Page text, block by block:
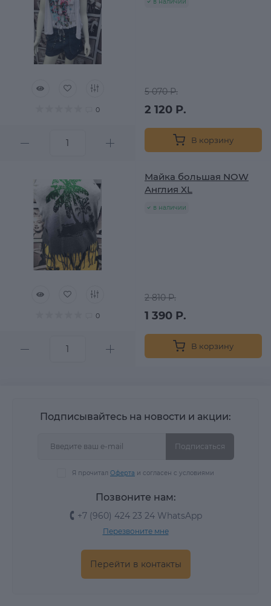
0
5 070 Р.
2 120 Р.
В корзину
0
Майка большая NOW
Англия XL
в наличии
2 810 Р.
1 390 Р.
В корзину
Подписывайтесь на новости и акции:
Подписаться
Я прочитал Оферта и согласен с условиями
Позвоните нам:
+7 (960) 424 23 24 WhatsApp
Перезвоните мне
Перейти в контакты